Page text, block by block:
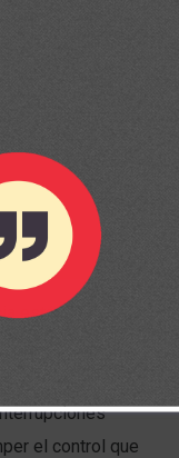
están
el control que